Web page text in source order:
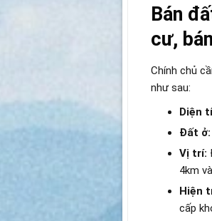
Bán
cư,
Chính chủ
như sau:
Diện
Đất ở:
Vị trí:
4km
Hiện
cấp